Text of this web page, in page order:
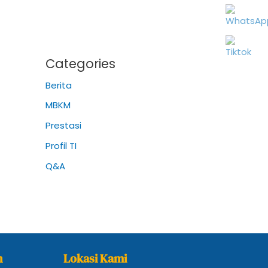
Categories
Berita
MBKM
Prestasi
Profil TI
Q&A
Lokasi Kami